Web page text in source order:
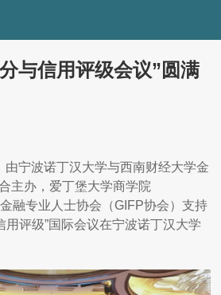
与信用评级会议”圆满
由宁波诺丁汉大学与西南财经大学金
主办，爱丁堡大学商学院
融专业人士协会（GIFP协会）支持
用评级”国际会议在宁波诺丁汉大学